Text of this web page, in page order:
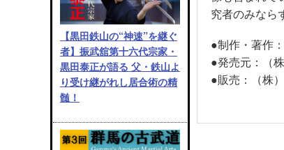
【黒田鉄山の“神速”を継ぐ
者】振武舘第十六代宗家・
黒田泰正が語る 父・鉄山よ
り受け継がれし居合術の精
髄！
究者のみなら
●制作・著作
●発売元：（
●販売：（株